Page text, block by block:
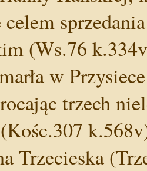
(Ws.76
w
trzech
Trzecieska